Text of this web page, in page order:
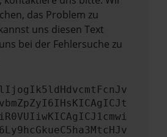
das Problem zu
uns diesen Text
bei der Fehlersuche zu